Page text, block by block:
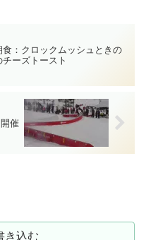
食：クロックムッシュときの
チーズトースト
催
き込む